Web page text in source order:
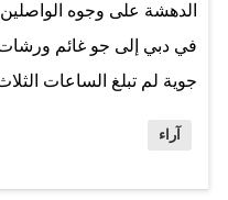
الدهشة على وجوه
في دبي إلى جو غائم ورشات
جوية لم تبلغ الساعات
صف سيارات الأجرة المنظم
آراء